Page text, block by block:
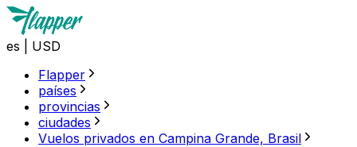
es
USD
Flapper
países
provincias
ciudades
Vuelos privados en Campina Grande, Brasil